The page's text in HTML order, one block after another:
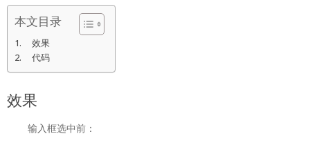
本文目录
效果
代码
效果
输入框选中前：